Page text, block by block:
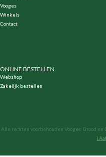
Vooges
Winkels
Contact
ONLINE BESTELLEN
Webshop
Zakelijk bestellen
Alle rechten voorbehouden Vooges Brood en
|